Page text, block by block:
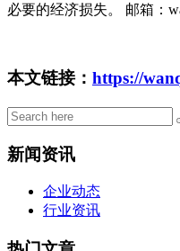
必要的经济损失。 邮箱：
本文链接： https://
新闻资讯
企业动态
行业资讯